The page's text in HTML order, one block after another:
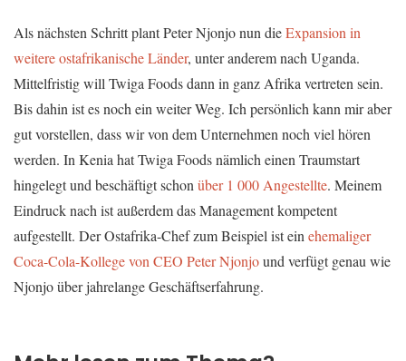
Als nächsten Schritt plant Peter Njonjo nun dieExpansion in
weitere ostafrikanische Länder, unter anderem nach Uganda.
Mittelfristig will Twiga Foods dann in ganz Afrika vertreten sein.
Bis dahin ist es noch ein weiter Weg. Ich persönlich kann mir aber
gut vorstellen, dass wir von dem Unternehmen noch viel hören
werden. In Kenia hat Twiga Foods nämlich einen Traumstart
hingelegt und beschäftigt schonüber 1 000 Angestellte. Meinem
Eindruck nach ist außerdem das Management kompetent
aufgestellt. Der Ostafrika-Chef zum Beispiel ist einehemaliger
Coca-Cola-Kollege von CEO Peter Njonjound verfügt genau wie
Njonjo über jahrelange Geschäftserfahrung.